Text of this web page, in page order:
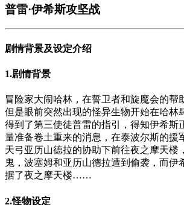
普雷·伊希斯攻坚战
剧情背景及设定介绍
1.剧情背景
冒险家大闹哈林，在誓卫者和旋魔会的帮
但是眼前突然出现的怪异生物开始在哈林
得到了第三使徒普雷的指引，得知伊希斯
量准备卷土重来的消息，在泰波尔斯的援
天弓亚历山德拉的协助下前往夜之摩天楼
鬼，波塞姆和亚历山德拉遭到偷袭，而伊
据了夜之摩天楼……
2.怪物设定